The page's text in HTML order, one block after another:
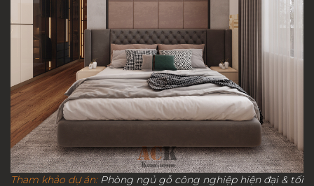
Tham khảo dự án: Phòng ngủ gỗ công nghiệp hiện đại & tối